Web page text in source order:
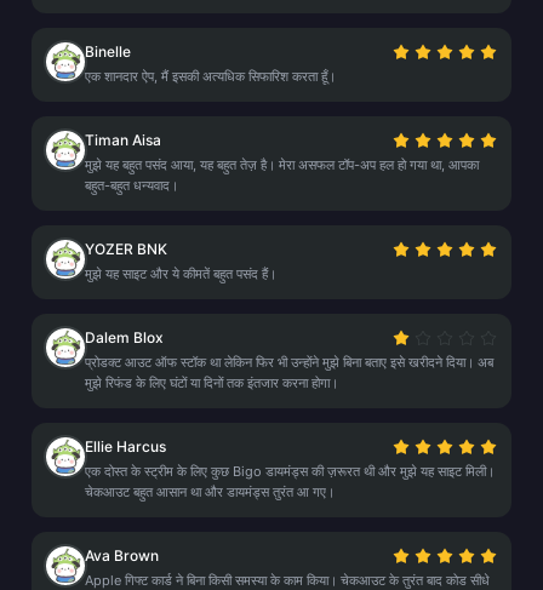
Binelle
एक शानदार ऐप, मैं इसकी अत्यधिक सिफारिश करता हूँ।
Timan Aisa
मुझे यह बहुत पसंद आया, यह बहुत तेज़ है। मेरा असफल टॉप-अप हल हो गया था, आपका
बहुत-बहुत धन्यवाद।
YOZER BNK
मुझे यह साइट और ये कीमतें बहुत पसंद हैं।
Dalem Blox
प्रोडक्ट आउट ऑफ स्टॉक था लेकिन फिर भी उन्होंने मुझे बिना बताए इसे खरीदने दिया। अब
मुझे रिफंड के लिए घंटों या दिनों तक इंतजार करना होगा।
Ellie Harcus
एक दोस्त के स्ट्रीम के लिए कुछ Bigo डायमंड्स की ज़रूरत थी और मुझे यह साइट मिली।
चेकआउट बहुत आसान था और डायमंड्स तुरंत आ गए।
Ava Brown
Apple गिफ्ट कार्ड ने बिना किसी समस्या के काम किया। चेकआउट के तुरंत बाद कोड सीधे